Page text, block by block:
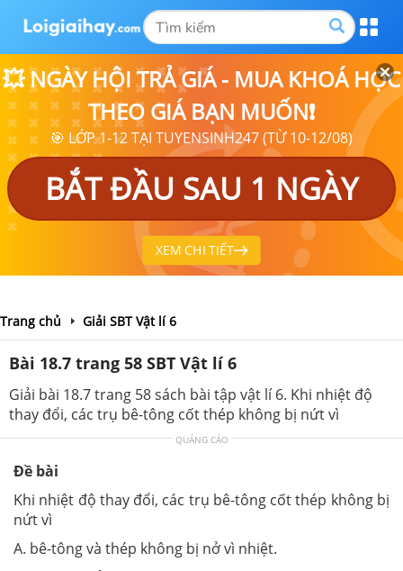
💥 NGÀY HỘI TRẢ GIÁ - MUA KHOÁ HỌC
THEO GIÁ BẠN MUỐN❗
🎯 LỚP 1-12 TẠI TUYENSINH247 (TỪ 10-12/08)
BẮT ĐẦU SAU 1 NGÀY
XEM CHI TIẾT
Trang chủ Giải SBT Vật lí 6
Bài 18.7 trang 58 SBT Vật lí 6
Giải bài 18.7 trang 58 sách bài tập vật lí 6. Khi nhiệt độ
thay đổi, các trụ bê-tông cốt thép không bị nứt vì
QUẢNG CÁO
Đề bài
Khi nhiệt độ thay đổi, các trụ bê-tông cốt thép không bị
nứt vì
A. bê-tông và thép không bị nở vì nhiệt.